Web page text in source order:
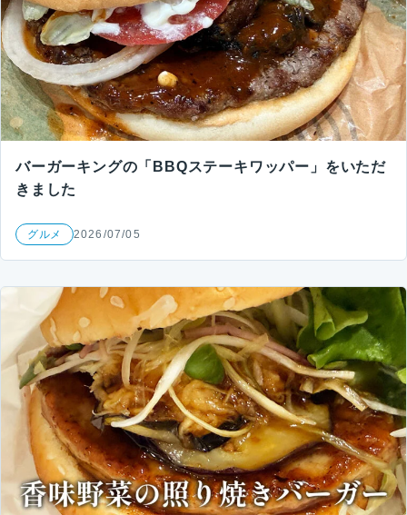
バーガーキングの「BBQステーキワッパー」をいただ
きました
グルメ 2026/07/05